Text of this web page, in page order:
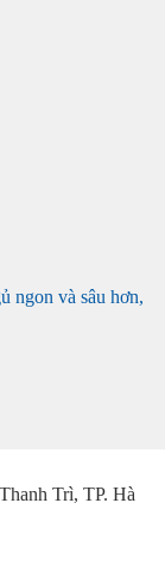
ngon và sâu hơn,
₫.Trì, TP. Hà